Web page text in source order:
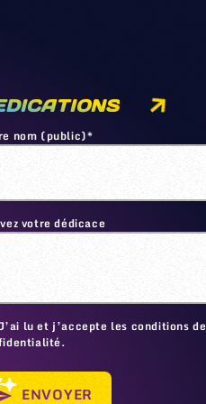
nom (public)*
votre dédicace
lu et j’accepte les conditions de
ENVOYER